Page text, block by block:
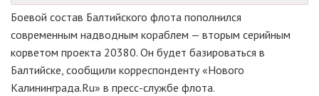
Боевой состав Балтийского флота пополнился
современным надводным кораблем — вторым серийным
корветом проекта 20380. Он будет базироваться в
Балтийске, сообщили корреспонденту «Нового
Калининграда.Ru» в пресс-службе флота.